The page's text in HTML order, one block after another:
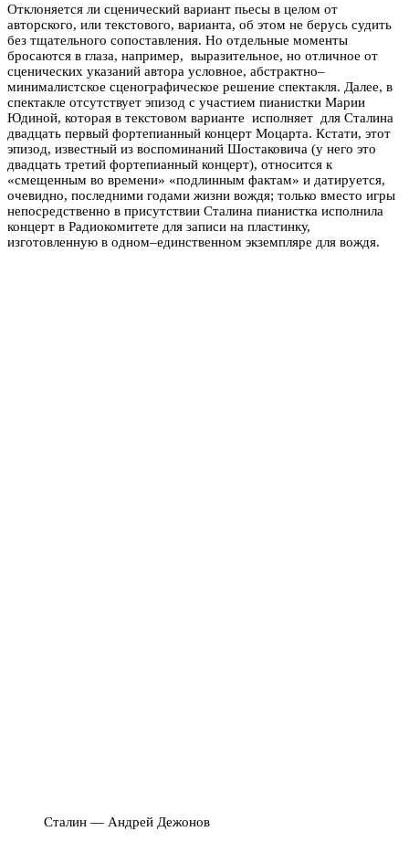
Отклоняется ли сценический вариант пьесы в целом от
авторского, или текстового, варианта, об этом не берусь судить
без тщательного сопоставления. Но отдельные моменты
бросаются в глаза, например, выразительное, но отличное от
сценических указаний автора условное, абстрактно–
минималистское сценографическое решение спектакля. Далее, в
спектакле отсутствует эпизод с участием пианистки Марии
Юдиной, которая в текстовом варианте исполняет для Сталина
двадцать первый фортепианный концерт Моцарта. Кстати, этот
эпизод, известный из воспоминаний Шостаковича (у него это
двадцать третий фортепианный концерт), относится к
«смещенным во времени» «подлинным фактам» и датируется,
очевидно, последними годами жизни вождя; только вместо игры
непосредственно в присутствии Сталина пианистка исполнила
концерт в Радиокомитете для записи на пластинку,
изготовленную в одном–единственном экземпляре для вождя.
Сталин — Андрей Дежонов